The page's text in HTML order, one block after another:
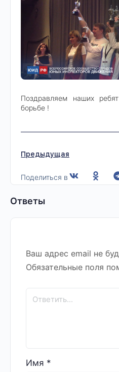
Поздравляем наших
борьбе !
Предыдущая
Поделиться в
Ответы
Ваш адрес email не
Обязательные поля
Имя *